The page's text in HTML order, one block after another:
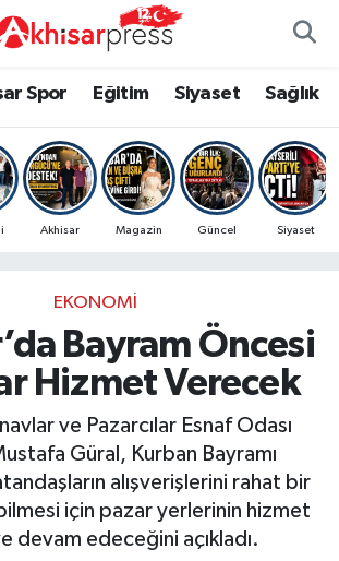
Spor Eğitim Siyaset Sağlık
Akhisar Magazin Güncel Siyaset
EKONOMI
Bayram Öncesi
Hizmet Verecek
ve Pazarcılar Esnaf Odası
Güral, Kurban Bayramı
alışverişlerini rahat bir
için pazar yerlerinin hizmet
devam edeceğini açıkladı.
Eczaneler
Durumu
Vakitleri
Durumu ve Fikstür
Haberleri